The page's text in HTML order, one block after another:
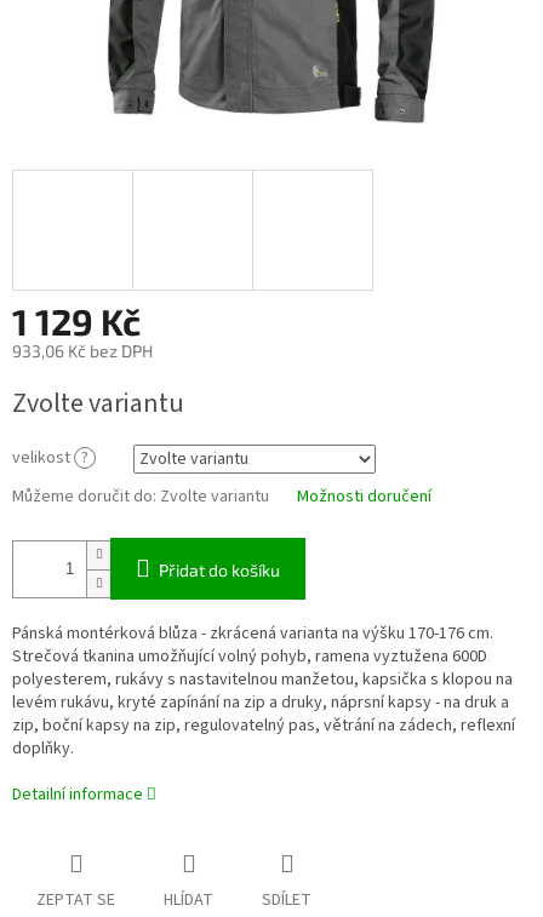
1 129 Kč
933,06 Kč bez DPH
cena:
Zvolte variantu
velikost ?
Můžeme doručit do: Zvolte variantu Možnosti doručení
Přidat do košíku
Pánská montérková blůza - zkrácená varianta na výšku 170-176 cm.
Strečová tkanina umožňující volný pohyb, ramena vyztužena 600D
polyesterem, rukávy s nastavitelnou manžetou, kapsička s klopou na
levém rukávu, kryté zapínání na zip a druky, náprsní kapsy - na druk a
zip, boční kapsy na zip, regulovatelný pas, větrání na zádech, reflexní
doplňky.
Detailní informace
ZEPTAT SE HLÍDAT SDÍLET